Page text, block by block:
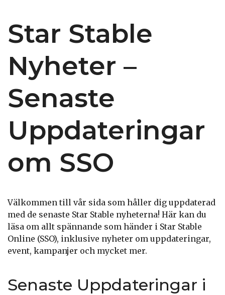
Star Stable
Nyheter –
Senaste
Uppdateringar
om SSO
Välkommen till vår sida som håller dig uppdaterad
med de senaste Star Stable nyheterna! Här kan du
läsa om allt spännande som händer i Star Stable
Online (SSO), inklusive nyheter om uppdateringar,
event, kampanjer och mycket mer.
Senaste Uppdateringar i